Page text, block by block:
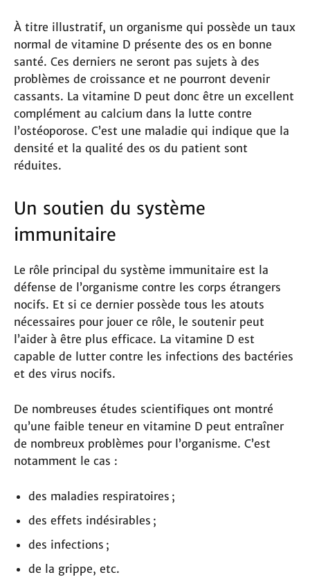
À titre illustratif, un organisme qui possède un taux
normal de vitamine D présente des os en bonne
santé. Ces derniers ne seront pas sujets à des
problèmes de croissance et ne pourront devenir
cassants. La vitamine D peut donc être un excellent
complément au calcium dans la lutte contre
l’ostéoporose. C’est une maladie qui indique que la
densité et la qualité des os du patient sont
réduites.
Un soutien du système
immunitaire
Le rôle principal du système immunitaire est la
défense de l’organisme contre les corps étrangers
nocifs. Et si ce dernier possède tous les atouts
nécessaires pour jouer ce rôle, le soutenir peut
l’aider à être plus efficace. La vitamine D est
capable de lutter contre les infections des bactéries
et des virus nocifs.
De nombreuses études scientifiques ont montré
qu’une faible teneur en vitamine D peut entraîner
de nombreux problèmes pour l’organisme. C’est
notamment le cas :
des maladies respiratoires ;
des effets indésirables ;
des infections ;
de la grippe, etc.